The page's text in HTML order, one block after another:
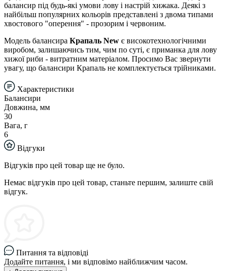
балансир під будь-які умови лову і настрій хижака. Деякі з
найбільш популярних кольорів представлені з двома типами
хвостового "оперення" - прозорим і червоним.
Модель балансира Крапаль New є високотехнологічними
виробом, залишаючись тим, чим по суті, є приманка для лову
хижої риби - витратним матеріалом. Просимо Вас звернути
увагу, що балансири Крапаль не комплектується трійниками.
Характеристики
Балансири
Довжина, мм
30
Вага, г
6
Відгуки
Відгуків про цей товар ще не було.
Немає відгуків про цей товар, станьте першим, залиште свій
відгук.
Питання та відповіді
Додайте питання, і ми відповімо найближчим часом.